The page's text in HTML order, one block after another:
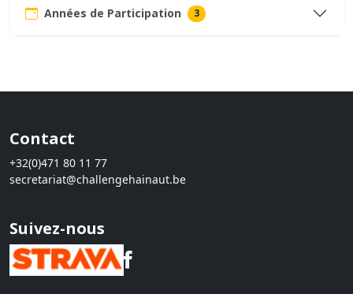
Années de Participation 3
Contact
+32(0)471 80 11 77
secretariat@challengehainaut.be
Suivez-nous